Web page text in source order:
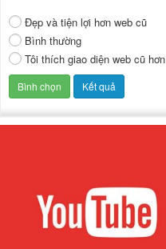
Đẹp và tiện lợi hơn web cũ
Bình thường
Tôi thích giao diện web cũ hơn